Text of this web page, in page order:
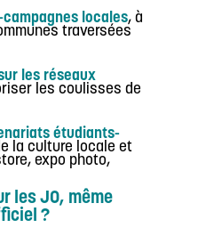
campagnes locales, à
traversées
les réseaux
les coulisses de
étudiants-
la culture locale et
expo photo,
les JO, même
?